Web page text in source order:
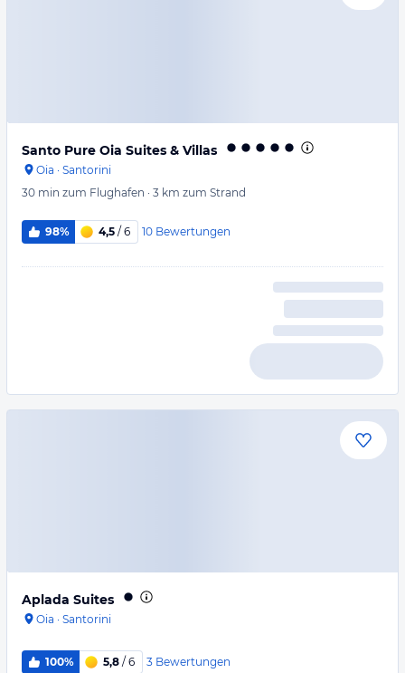
Santo Pure Oia Suites & Villas
Oia · Santorini
30 min zum Flughafen · 3 km zum Strand
98% 4,5 / 6 10 Bewertungen
Aplada Suites
Oia · Santorini
100% 5,8 / 6 3 Bewertungen